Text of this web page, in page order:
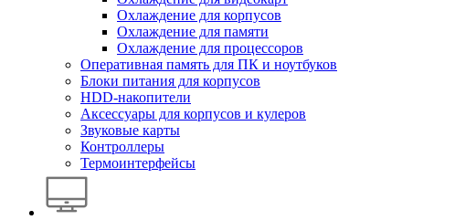
Охлаждение для корпусов
Охлаждение для памяти
Охлаждение для процессоров
Оперативная память для ПК и ноутбуков
Блоки питания для корпусов
HDD-накопители
Аксессуары для корпусов и кулеров
Звуковые карты
Контроллеры
Термоинтерфейсы